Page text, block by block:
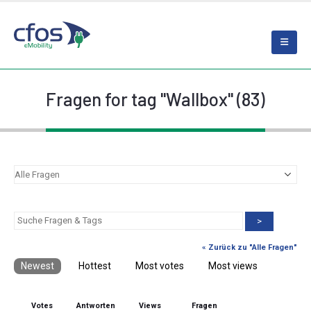
Fragen for tag "Wallbox" (83)
>
« Zurück zu "Alle Fragen"
Newest Hottest Most votes Most views
Votes Antworten Views Fragen